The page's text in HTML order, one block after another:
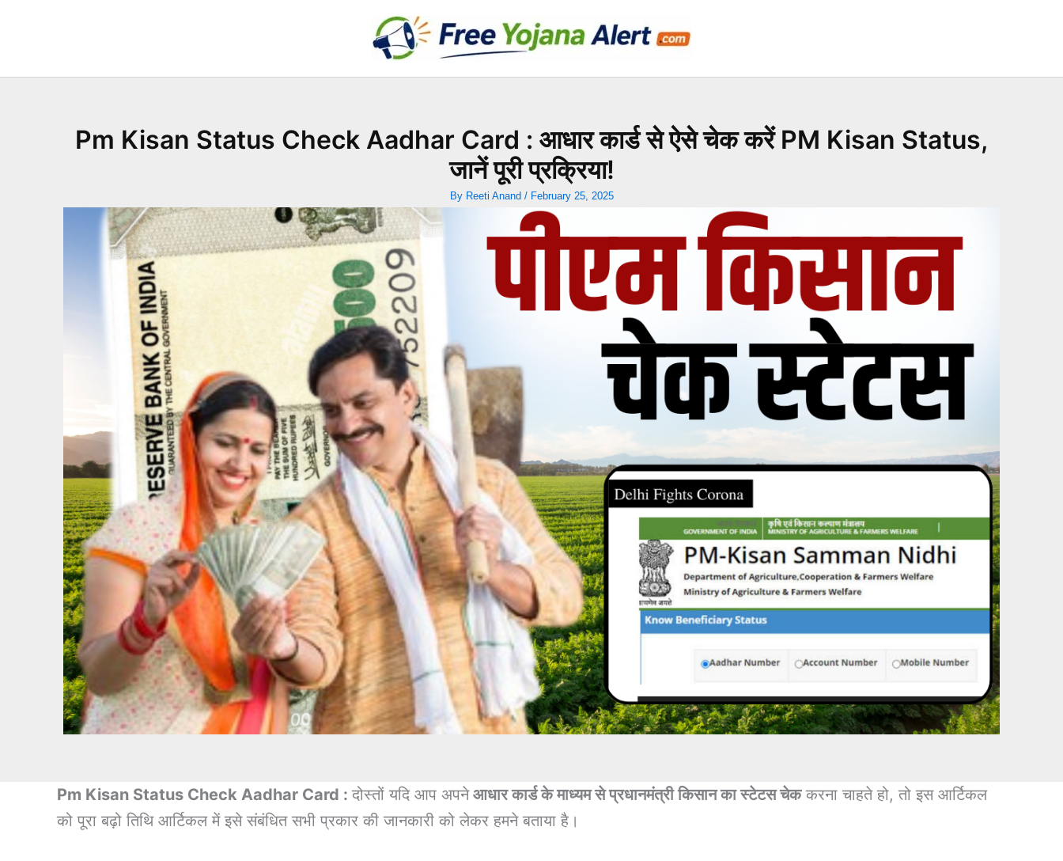
Pm Kisan Status Check Aadhar Card : आधार कार्ड से ऐसे चेक करें PM Kisan Status,
जानें पूरी प्रक्रिया!
By Reeti Anand / February 25, 2025
Pm Kisan Status Check Aadhar Card :दोस्तों यदि आप अपनेआधार कार्ड के माध्यम से प्रधानमंत्री किसान का स्टेटस चेककरना चाहते हो, तो इस आर्टिकल
को पूरा बढ़ो तिथि आर्टिकल में इसे संबंधित सभी प्रकार की जानकारी को लेकर हमने बताया है।